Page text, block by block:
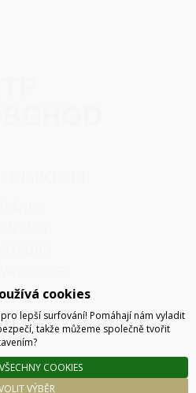
Praha 8
MAPA
355 585
cookies
lepší surfování! Pomáhají nám vyladit
takže můžeme společně tvořit
VÝBĚR
COOKIES